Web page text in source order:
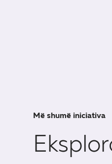
Më shumë iniciativa